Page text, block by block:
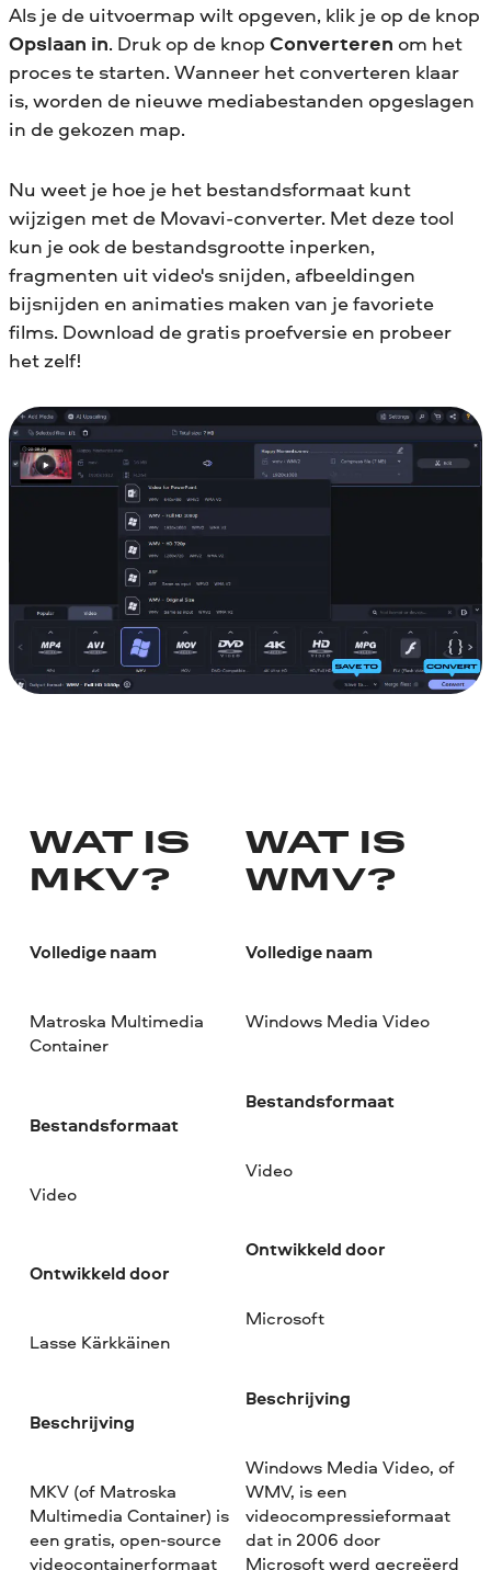
Als je de uitvoermap wilt opgeven, klik je op de knop
Opslaan in. Druk op de knop Converteren om het
proces te starten. Wanneer het converteren klaar
is, worden de nieuwe mediabestanden opgeslagen
in de gekozen map.
Nu weet je hoe je het bestandsformaat kunt
wijzigen met de Movavi-converter. Met deze tool
kun je ook de bestandsgrootte inperken,
fragmenten uit video's snijden, afbeeldingen
bijsnijden en animaties maken van je favoriete
films. Download de gratis proefversie en probeer
het zelf!
WAT IS
MKV?
Volledige naam
Matroska Multimedia
Container
Bestandsformaat
Video
Ontwikkeld door
Lasse Kärkkäinen
Beschrijving
MKV (of Matroska
Multimedia Container) is
een gratis, open-source
videocontainerformaat
WAT IS
WMV?
Volledige naam
Windows Media Video
Bestandsformaat
Video
Ontwikkeld door
Microsoft
Beschrijving
Windows Media Video, of
WMV, is een
videocompressieformaat
dat in 2006 door
Microsoft werd gecreëerd